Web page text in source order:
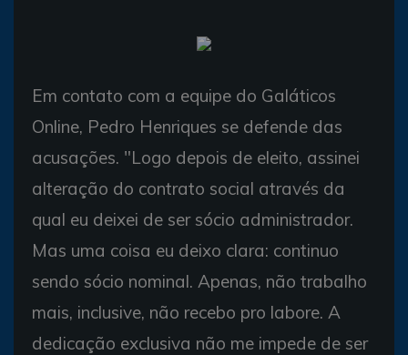
Em contato com a equipe do Galáticos
Online, Pedro Henriques se defende das
acusações. "Logo depois de eleito, assinei
alteração do contrato social através da
qual eu deixei de ser sócio administrador.
Mas uma coisa eu deixo clara: continuo
sendo sócio nominal. Apenas, não trabalho
mais, inclusive, não recebo pro labore. A
dedicação exclusiva não me impede de ser